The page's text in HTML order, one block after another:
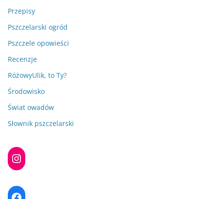
Przepisy
Pszczelarski ogród
Pszczele opowieści
Recenzje
RóżowyUlik, to Ty?
Środowisko
Świat owadów
Słownik pszczelarski
Instagram